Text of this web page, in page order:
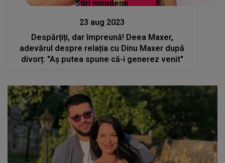
Stiri mondene
23 aug 2023
Despărțiți, dar împreună! Deea Maxer,
adevărul despre relația cu Dinu Maxer după
divorț: "Aș putea spune că-i generez venit"